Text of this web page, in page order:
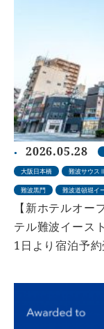
2026.05.28
大阪日本橋 難波サウスⅡ
難波黒門 難波道頓堀イ
【新ホテルオ
テル難波イース
1日より宿泊予